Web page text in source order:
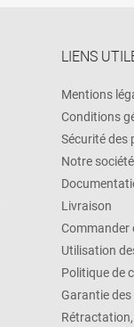
LIENS
Mentions
Conditions
Sécurité des
Notre société
Livraison
Commander
Utilisation
Politique de
Garantie